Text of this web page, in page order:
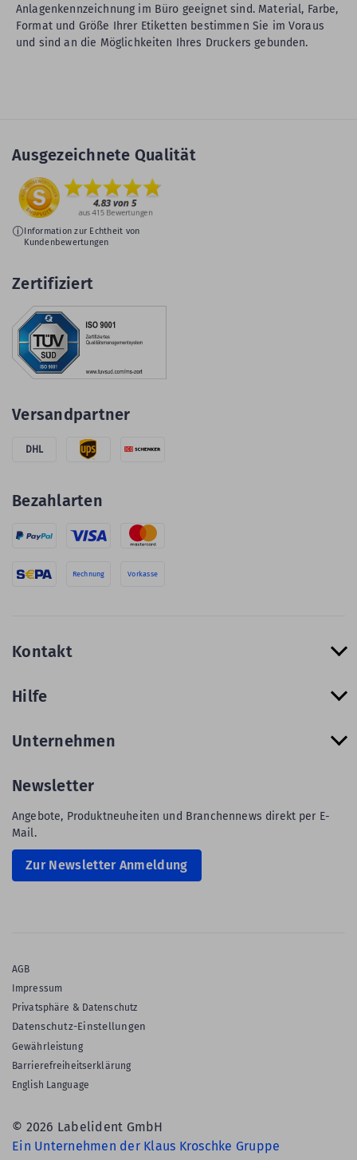
Anlagenkennzeichnung im Büro geeignet sind. Material, Farbe,
Format und Größe Ihrer Etiketten bestimmen Sie im Voraus
und sind an die Möglichkeiten Ihres Druckers gebunden.
Ausgezeichnete Qualität
Information zur Echtheit von
Kundenbewertungen
Zertifiziert
Versandpartner
DHL
Bezahlarten
Rechnung Vorkasse
Kontakt
Hilfe
Unternehmen
Newsletter
Angebote, Produktneuheiten und Branchennews direkt per E-
Mail.
Zur Newsletter Anmeldung
AGB
Impressum
Privatsphäre & Datenschutz
Datenschutz-Einstellungen
Gewährleistung
Barrierefreiheitserklärung
English Language
© 2026 Labelident GmbH
Ein Unternehmen der Klaus Kroschke Gruppe